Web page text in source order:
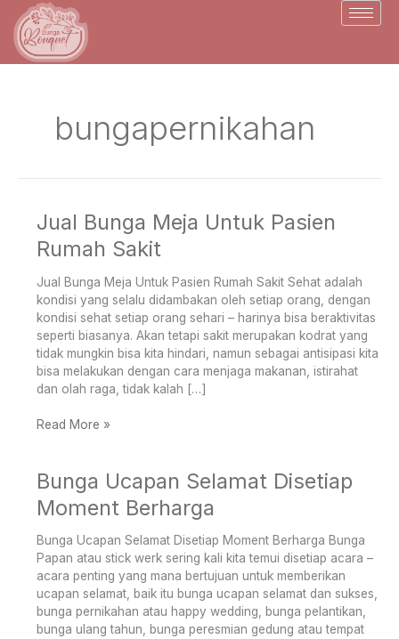
content
bungapernikahan
Jual Bunga Meja Untuk Pasien
Rumah Sakit
Jual Bunga Meja Untuk Pasien Rumah Sakit Sehat adalah
kondisi yang selalu didambakan oleh setiap orang, dengan
kondisi sehat setiap orang sehari – harinya bisa beraktivitas
seperti biasanya. Akan tetapi sakit merupakan kodrat yang
tidak mungkin bisa kita hindari, namun sebagai antisipasi kita
bisa melakukan dengan cara menjaga makanan, istirahat
dan olah raga, tidak kalah […]
Jual
Meja
Pasien
Rumah
Sakit
Read More »
Bunga Ucapan Selamat Disetiap
Moment Berharga
Bunga Ucapan Selamat Disetiap Moment Berharga Bunga
Papan atau stick werk sering kali kita temui disetiap acara –
acara penting yang mana bertujuan untuk memberikan
ucapan selamat, baik itu bunga ucapan selamat dan sukses,
bunga pernikahan atau happy wedding, bunga pelantikan,
bunga ulang tahun, bunga peresmian gedung atau tempat
Bunga
Ucapan
Selamat
Moment
Berharga